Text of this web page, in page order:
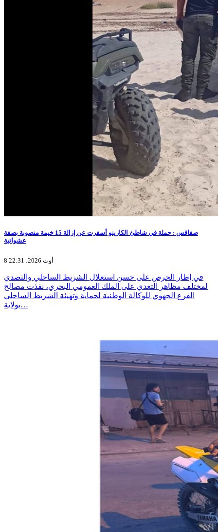
صفاقس : حملة في شاطئ الكازينو أسفرت عن إزالة 15 خيمة منصوبة بصفة
عشوائية
8 أوت 2026، 22:31
في إطار الحرص على حسن استغلال الشريط الساحلي والتصدي
لمختلف مظاهر التعدي على الملك العمومي البحري، نفذت مصالح
الفرع الجهوي للوكالة الوطنية لحماية وتهيئة الشريط الساحلي
بولاية…